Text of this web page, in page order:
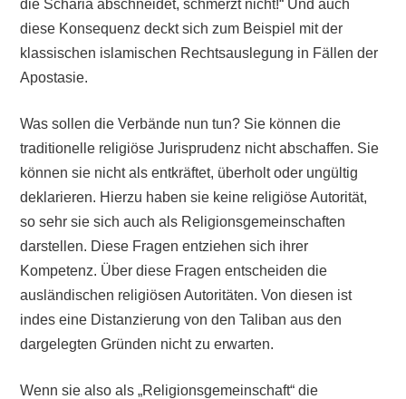
die Scharia abschneidet, schmerzt nicht!“ Und auch
diese Konsequenz deckt sich zum Beispiel mit der
klassischen islamischen Rechtsauslegung in Fällen der
Apostasie.
Was sollen die Verbände nun tun? Sie können die
traditionelle religiöse Jurisprudenz nicht abschaffen. Sie
können sie nicht als entkräftet, überholt oder ungültig
deklarieren. Hierzu haben sie keine religiöse Autorität,
so sehr sie sich auch als Religionsgemeinschaften
darstellen. Diese Fragen entziehen sich ihrer
Kompetenz. Über diese Fragen entscheiden die
ausländischen religiösen Autoritäten. Von diesen ist
indes eine Distanzierung von den Taliban aus den
dargelegten Gründen nicht zu erwarten.
Wenn sie also als „Religionsgemeinschaft“ die